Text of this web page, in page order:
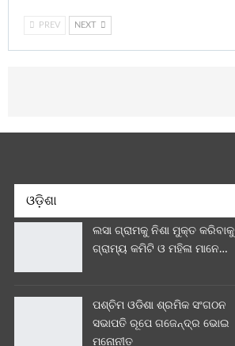
PREV NEXT
ଓଡ଼ିଶା
ଲସା ଗ୍ରାମକୁ ନିଶା ମୁକ୍ତ କରିବାକୁ
ଗ୍ରାମ୍ୟ କମିଟି ଓ ମହିଳା ମାନେ…
ପଶ୍ଚିମ ଓଡିଶା ଶ୍ରମିକ ସଂଗଠନ
ସଭାପତି ରୂପେ ଗଜେନ୍ଦ୍ର ଭୋଇ
ମନୋନୀତ